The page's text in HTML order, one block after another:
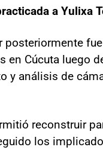
a Yulixa
posteriormente
en Cúcuta luego
y análisis de
reconstruir
los